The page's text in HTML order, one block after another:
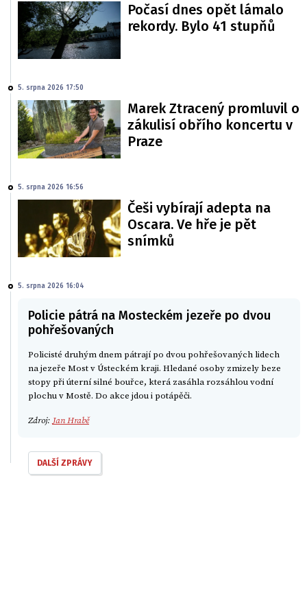
Počasí dnes opět lámalo
rekordy. Bylo 41 stupňů
5. srpna 2026 17:50
Marek Ztracený promluvil o
zákulisí obřího koncertu v
Praze
5. srpna 2026 16:56
Češi vybírají adepta na
Oscara. Ve hře je pět
snímků
5. srpna 2026 16:04
Policie pátrá na Mosteckém jezeře po dvou
pohřešovaných
Policisté druhým dnem pátrají po dvou pohřešovaných lidech
na jezeře Most v Ústeckém kraji. Hledané osoby zmizely beze
stopy při úterní silné bouřce, která zasáhla rozsáhlou vodní
plochu v Mostě. Do akce jdou i potápěči.
Zdroj: Jan Hrabě
DALŠÍ ZPRÁVY